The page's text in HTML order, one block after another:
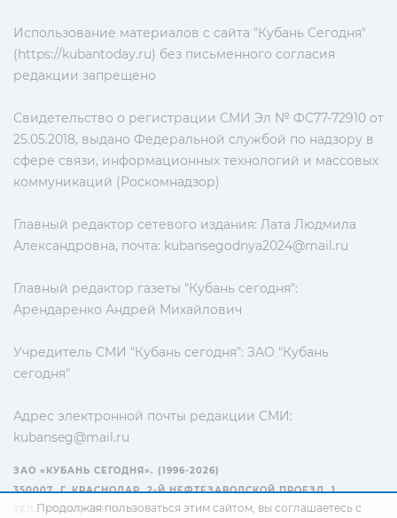
Использование материалов с сайта "Кубань Сегодня"
(https://kubantoday.ru) без письменного согласия
редакции запрещено
Свидетельство о регистрации СМИ Эл № ФС77-72910 от
25.05.2018, выдано Федеральной службой по надзору в
сфере связи, информационных технологий и массовых
коммуникаций (Роскомнадзор)
Главный редактор сетевого издания: Лата Людмила
Александровна, почта: kubansegodnya2024@mail.ru
Главный редактор газеты "Кубань сегодня":
Арендаренко Андрей Михайлович
Учредитель СМИ "Кубань сегодня": ЗАО "Кубань
сегодня"
Адрес электронной почты редакции СМИ:
kubanseg@mail.ru
ЗАО «КУБАНЬ СЕГОДНЯ». (1996-2026)
350007, Г. КРАСНОДАР, 2-Й НЕФТЕЗАВОДСКОЙ ПРОЕЗД, 1
ТЕЛ.: +7(861) 267-15-15
Продолжая пользоваться этим сайтом, вы соглашаетесь с